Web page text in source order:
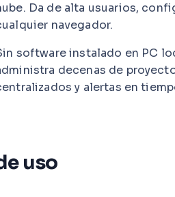
Da de alta usuarios,
navegador.
software instalado en PC
decenas de
y alertas en
uso